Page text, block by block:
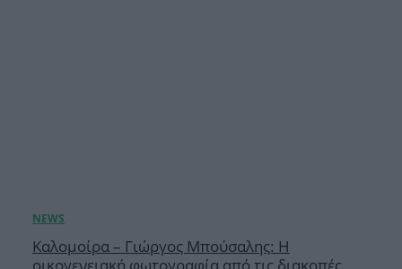
Καλομοίρα – Γιώργος Μπούσαλης: Η